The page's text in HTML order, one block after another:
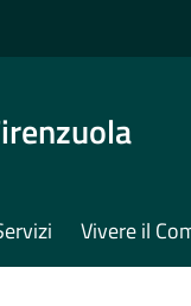
Vivere il